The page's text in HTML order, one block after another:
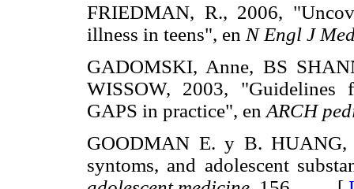
FRIEDMAN, R., 2006,
illness in teens", en N Engl J
GADOMSKI, Anne, BS
WISSOW, 2003, "Guidelines
GAPS in practice", en ARCH
GOODMAN E. y B. HUANG,
syntoms, and adolescent